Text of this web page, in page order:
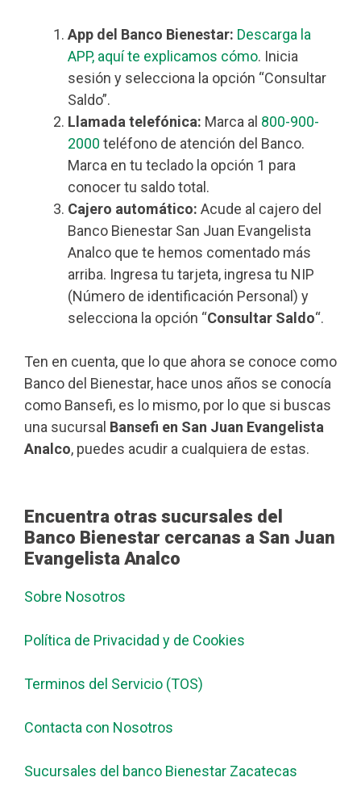
App del Banco Bienestar: Descarga la
APP, aquí te explicamos cómo. Inicia
sesión y selecciona la opción “Consultar
Saldo”.
Llamada telefónica: Marca al 800-900-
2000 teléfono de atención del Banco.
Marca en tu teclado la opción 1 para
conocer tu saldo total.
Cajero automático: Acude al cajero del
Banco Bienestar San Juan Evangelista
Analco que te hemos comentado más
arriba. Ingresa tu tarjeta, ingresa tu NIP
(Número de identificación Personal) y
selecciona la opción “Consultar Saldo“.
Ten en cuenta, que lo que ahora se conoce como
Banco del Bienestar, hace unos años se conocía
como Bansefi, es lo mismo, por lo que si buscas
una sucursal Bansefi en San Juan Evangelista
Analco, puedes acudir a cualquiera de estas.
Encuentra otras sucursales del
Banco Bienestar cercanas a San Juan
Evangelista Analco
Sobre Nosotros
Política de Privacidad y de Cookies
Terminos del Servicio (TOS)
Contacta con Nosotros
Sucursales del banco Bienestar Zacatecas